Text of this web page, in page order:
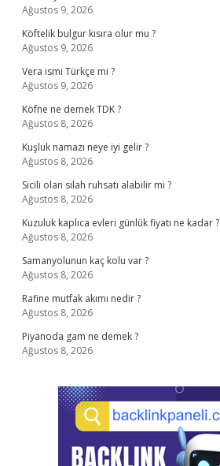
Ağustos 9, 2026
Köftelik bulgur kısıra olur mu ?
Ağustos 9, 2026
Vera ismi Türkçe mi ?
Ağustos 9, 2026
Köfne ne demek TDK ?
Ağustos 8, 2026
Kuşluk namazı neye iyi gelir ?
Ağustos 8, 2026
Sicili olan silah ruhsatı alabilir mi ?
Ağustos 8, 2026
Kuzuluk kaplıca evleri günlük fiyatı ne kadar ?
Ağustos 8, 2026
Samanyolunun kaç kolu var ?
Ağustos 8, 2026
Rafine mutfak akımı nedir ?
Ağustos 8, 2026
Piyanoda gam ne demek ?
Ağustos 8, 2026